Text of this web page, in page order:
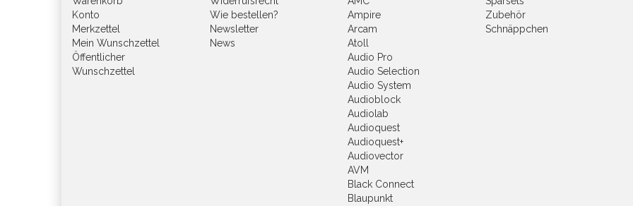
Konto
Merkzettel
Mein Wunschzettel
Öffentlicher
Wunschzettel
Wie bestellen?
Newsletter
News
Ampire
Arcam
Atoll
Audio Pro
Audio Selection
Audio System
Audioblock
Audiolab
Audioquest
Audioquest+
Audiovector
AVM
Black Connect
Blaupunkt
Zubehör
Schnäppchen